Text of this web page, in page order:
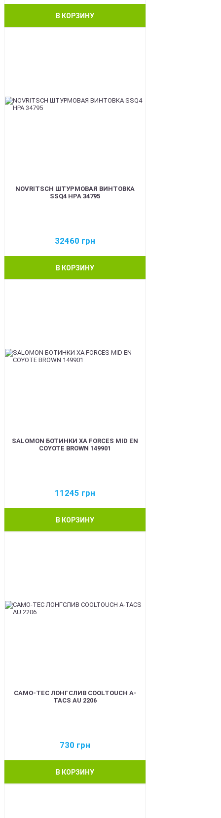
В КОРЗИНУ
NOVRITSCH ШТУРМОВАЯ ВИНТОВКА
SSQ4 HPA 34795
32460 грн
В КОРЗИНУ
SALOMON БОТИНКИ XA FORCES MID EN
COYOTE BROWN 149901
11245 грн
В КОРЗИНУ
CAMO-TEC ЛОНГСЛИВ COOLTOUCH A-
TACS AU 2206
730 грн
В КОРЗИНУ